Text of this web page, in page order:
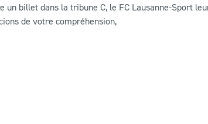
un billet dans la tribune C, le FC Lausanne-Sport
de votre compréhension,